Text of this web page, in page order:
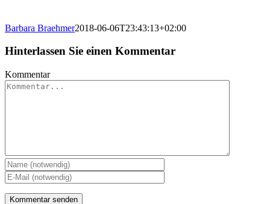
Barbara Braehmer2018-06-06T23:43:13+02:00
Hinterlassen Sie einen Kommentar
Kommentar